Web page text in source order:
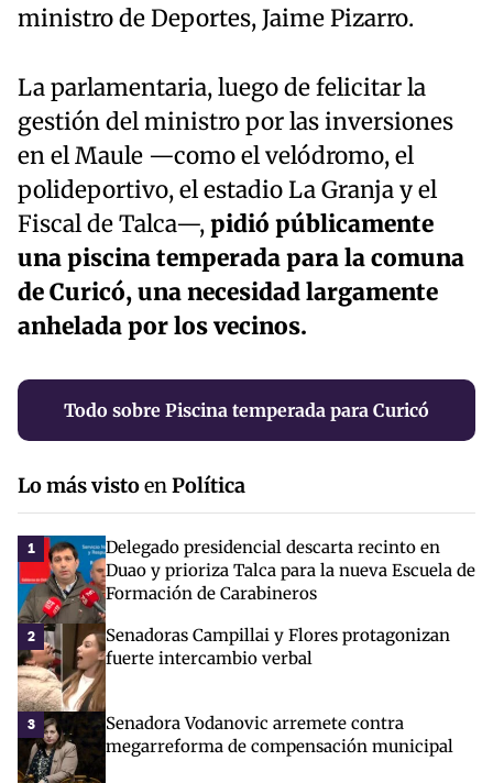
ministro de Deportes, Jaime Pizarro.
La parlamentaria, luego de felicitar la
gestión del ministro por las inversiones
en el Maule —como el velódromo, el
polideportivo, el estadio La Granja y el
Fiscal de Talca—,pidió públicamente
una piscina temperada para la comuna
de Curicó, una necesidad largamente
anhelada por los vecinos.
Todo sobre Piscina temperada para Curicó
Lo más vistoenPolítica
1
Delegado presidencial descarta recinto en
Duao y prioriza Talca para la nueva Escuela de
Formación de Carabineros
2
Senadoras Campillai y Flores protagonizan
fuerte intercambio verbal
3
Senadora Vodanovic arremete contra
megarreforma de compensación municipal